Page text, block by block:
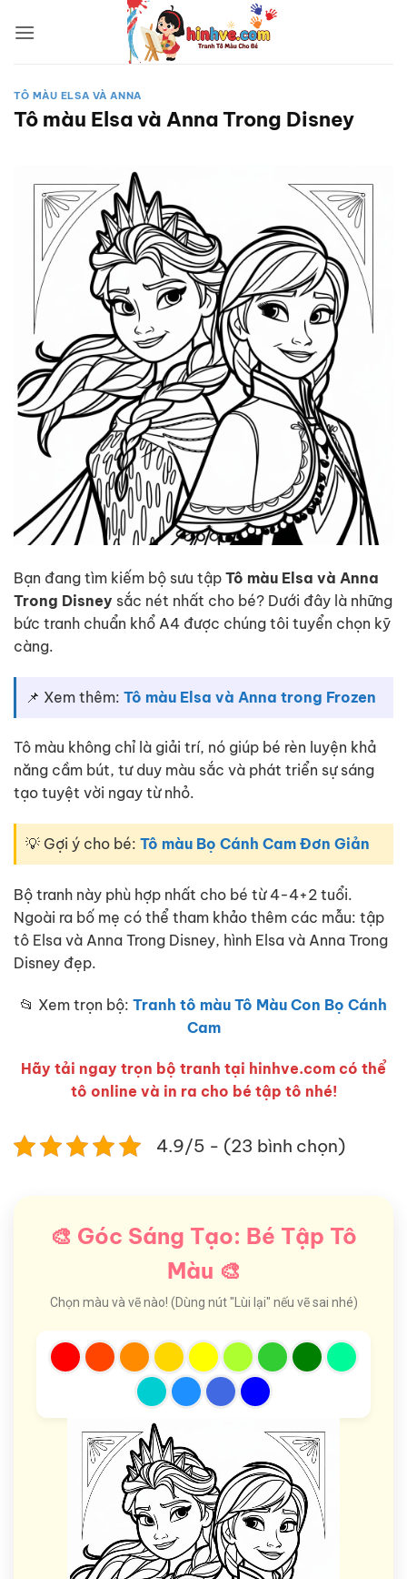
qua
TÔ MÀU ELSA VÀ ANNA
Tô màu Elsa và Anna Trong Disney
Bạn đang tìm kiếm bộ sưu tập Tô màu Elsa và Anna
Trong Disney sắc nét nhất cho bé? Dưới đây là những
bức tranh chuẩn khổ A4 được chúng tôi tuyển chọn kỹ
càng.
📌 Xem thêm: Tô màu Elsa và Anna trong Frozen
Tô màu không chỉ là giải trí, nó giúp bé rèn luyện khả
năng cầm bút, tư duy màu sắc và phát triển sự sáng
tạo tuyệt vời ngay từ nhỏ.
💡 Gợi ý cho bé: Tô màu Bọ Cánh Cam Đơn Giản
Bộ tranh này phù hợp nhất cho bé từ 4-4+2 tuổi.
Ngoài ra bố mẹ có thể tham khảo thêm các mẫu: tập
tô Elsa và Anna Trong Disney, hình Elsa và Anna Trong
Disney đẹp.
📂 Xem trọn bộ: Tranh tô màu Tô Màu Con Bọ Cánh
Cam
Hãy tải ngay trọn bộ tranh tại hinhve.com có thể
tô online và in ra cho bé tập tô nhé!
4.9/5 - (23 bình chọn)
🎨 Góc Sáng Tạo: Bé Tập Tô
Màu 🎨
Chọn màu và vẽ nào! (Dùng nút "Lùi lại" nếu vẽ sai nhé)